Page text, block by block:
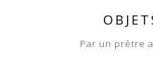
Par un prêtre